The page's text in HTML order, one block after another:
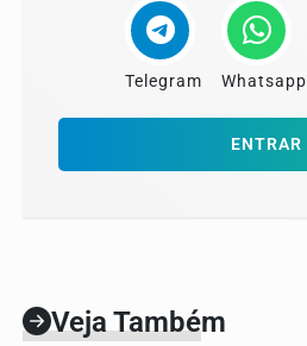
Telegram Whatsapp
ENTRAR
Veja Também